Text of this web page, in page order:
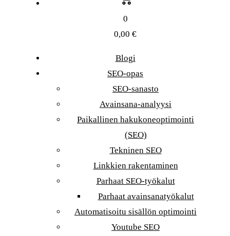
0
0,00 €
Blogi
SEO-opas
SEO-sanasto
Avainsana-analyysi
Paikallinen hakukoneoptimointi
(SEO)
Tekninen SEO
Linkkien rakentaminen
Parhaat SEO-työkalut
Parhaat avainsanatyökalut
Automatisoitu sisällön optimointi
Youtube SEO